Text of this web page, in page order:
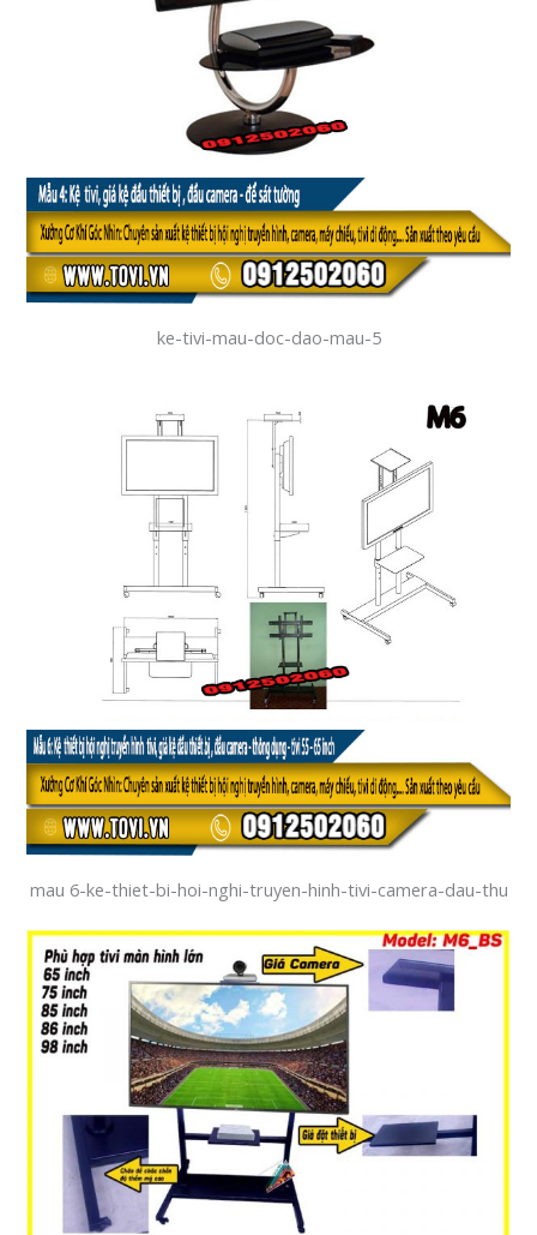
ke-tivi-mau-doc-dao-mau-5
mau 6-ke-thiet-bi-hoi-nghi-truyen-hinh-tivi-camera-dau-thu